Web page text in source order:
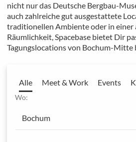
nicht nur das Deutsche Bergbau-
auch zahlreiche gut ausgestattete
traditionellen Ambiente oder in einer
Räumlichkeit, Spacebase bietet Dir
Tagungslocations von Bochum-Mitte
Alle Meet & Work Events
Wo: